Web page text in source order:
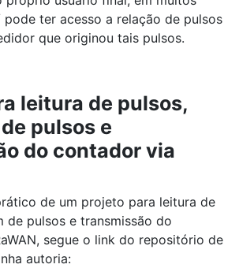
ter acesso a relação de pulsos
que originou tais pulsos.
leitura de pulsos,
pulsos e
do contador via
de um projeto para leitura de
de pulsos e transmissão do
segue o link do repositório de
autoria: